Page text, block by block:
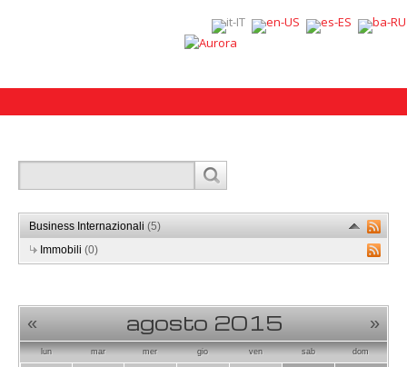
Business Internazionali (5)
Immobili (0)
« agosto 2015 »
lun mar mer gio ven sab dom